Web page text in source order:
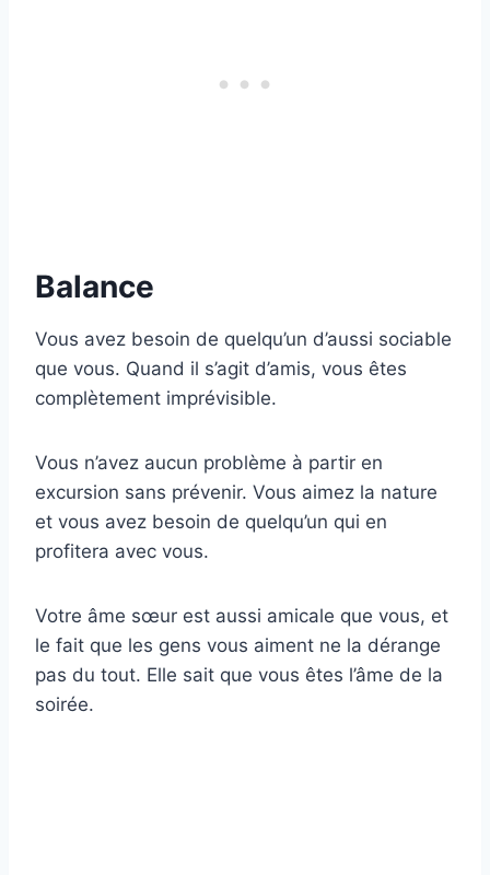
Balance
Vous avez besoin de quelqu’un d’aussi sociable
que vous. Quand il s’agit d’amis, vous êtes
complètement imprévisible.
Vous n’avez aucun problème à partir en
excursion sans prévenir. Vous aimez la nature
et vous avez besoin de quelqu’un qui en
profitera avec vous.
Votre âme sœur est aussi amicale que vous, et
le fait que les gens vous aiment ne la dérange
pas du tout. Elle sait que vous êtes l’âme de la
soirée.